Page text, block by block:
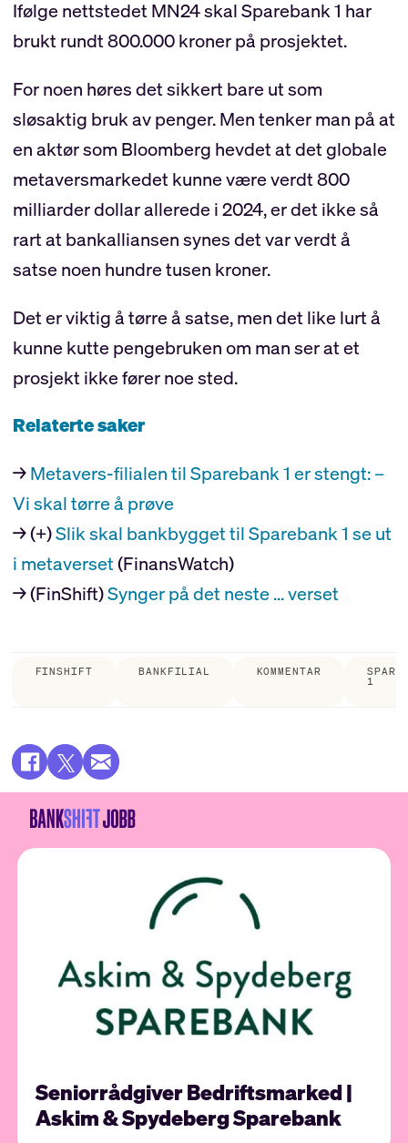
Ifølge nettstedet MN24 skal Sparebank 1 har
brukt rundt 800.000 kroner på prosjektet.
For noen høres det sikkert bare ut som
sløsaktig bruk av penger. Men tenker man på at
en aktør som Bloomberg hevdet at det globale
metaversmarkedet kunne være verdt 800
milliarder dollar allerede i 2024, er det ikke så
rart at bankalliansen synes det var verdt å
satse noen hundre tusen kroner.
Det er viktig å tørre å satse, men det like lurt å
kunne kutte pengebruken om man ser at et
prosjekt ikke fører noe sted.
Relaterte saker
→Metavers-filialen til Sparebank 1 er stengt: –
Vi skal tørre å prøve
→ (+)Slik skal bankbygget til Sparebank 1 se ut
i metaverset(FinansWatch)
→ (FinShift)Synger på det neste ... verset
FINSHIFT BANKFILIAL KOMMENTAR
1
Seniorrådgiver Bedriftsmarked |
Askim & Spydeberg Sparebank